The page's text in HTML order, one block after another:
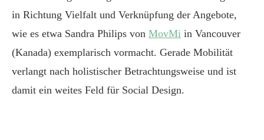
in Richtung Vielfalt und Verknüpfung der Angebote,
wie es etwa Sandra Philips von MovMi in Vancouver
(Kanada) exemplarisch vormacht. Gerade Mobilität
verlangt nach holistischer Betrachtungsweise und ist
damit ein weites Feld für Social Design.